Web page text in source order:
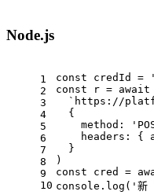
Node.js
1
2
3
4
5
6
7
8
9
10
const credId =
const r = await
`https://
  {
    method:
    headers: {
  }
)
const cred =
console .log( '新